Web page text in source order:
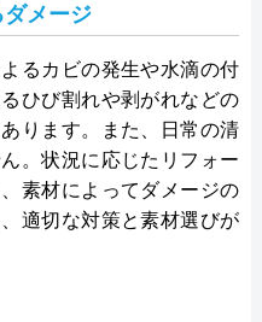
ダメージ
るカビの発生や水滴の付
ひび割れや剥がれなどの
ります。また、日常の清
。状況に応じたリフォー
素材によってダメージの
適切な対策と素材選びが